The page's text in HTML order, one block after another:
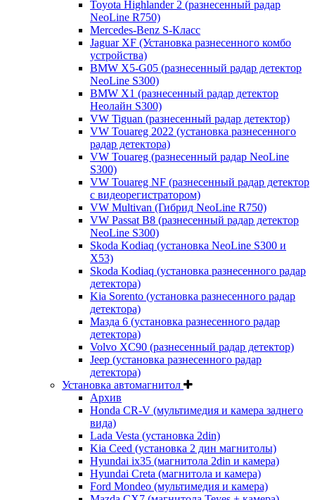
Toyota Highlander 2 (разнесенный радар
NeoLine R750)
Mercedes-Benz S-Класс
Jaguar XF (Установка разнесенного комбо
устройства)
BMW X5-G05 (разнесенный радар детектор
NeoLine S300)
BMW X1 (разнесенный радар детектор
Неолайн S300)
VW Tiguan (разнесенный радар детектор)
VW Touareg 2022 (установка разнесенного
радар детектора)
VW Touareg (разнесенный радар NeoLine
S300)
VW Touareg NF (разнесенный радар детектор
с видеорегистратором)
VW Multivan (Гибрид NeoLine R750)
VW Passat B8 (разнесенный радар детектор
NeoLine S300)
Skoda Kodiaq (установка NeoLine S300 и
X53)
Skoda Kodiaq (установка разнесенного радар
детектора)
Kia Sorento (установка разнесенного радар
детектора)
Мазда 6 (установка разнесенного радар
детектора)
Volvo XC90 (разнесенный радар детектор)
Jeep (установка разнесенного радар
детектора)
Установка автомагнитол
Архив
Honda CR-V (мультимедия и камера заднего
вида)
Lada Vesta (установка 2din)
Kia Ceed (установка 2 дин магнитолы)
Hyundai ix35 (магнитола 2din и камера)
Hyundai Creta (магнитола и камера)
Ford Mondeo (мультимедия и камера)